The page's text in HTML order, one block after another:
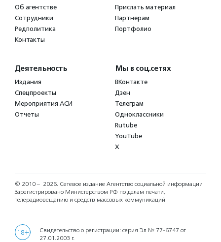
Об агентстве
Сотрудники
Редполитика
Контакты
Прислать материал
Партнерам
Портфолио
Деятельность
Издания
Спецпроекты
Мероприятия АСИ
Отчеты
Мы в соц.сетях
ВКонтакте
Дзен
Телеграм
Одноклассники
Rutube
YouTube
X
© 2010 – 2026. Сетевое издание Агентство социальной информации
Зарегистрировано Министерством РФ по делам печати,
телерадиовещанию и средств массовых коммуникаций
18+
Свидетельство о регистрации: серия Эл № 77-6747 от
27.01.2003 г.